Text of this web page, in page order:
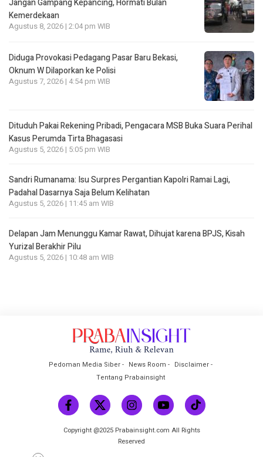
Jangan Gampang Kepancing, Hormati Bulan
Kemerdekaan
Agustus 8, 2026 | 2:04 pm WIB
Diduga Provokasi Pedagang Pasar Baru Bekasi,
Oknum W Dilaporkan ke Polisi
Agustus 7, 2026 | 4:54 pm WIB
Dituduh Pakai Rekening Pribadi, Pengacara MSB Buka Suara Perihal
Kasus Perumda Tirta Bhagasasi
Agustus 5, 2026 | 5:05 pm WIB
Sandri Rumanama: Isu Surpres Pergantian Kapolri Ramai Lagi,
Padahal Dasarnya Saja Belum Kelihatan
Agustus 5, 2026 | 11:45 am WIB
Delapan Jam Menunggu Kamar Rawat, Dihujat karena BPJS, Kisah
Yurizal Berakhir Pilu
Agustus 5, 2026 | 10:48 am WIB
Pedoman Media Siber News Room
Disclaimer
Tentang Prabainsight
Copyright @2025 Prabainsight.com All Rights
Reserved